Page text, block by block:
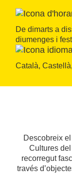
De dimarts a
diumenges i
Català,
Descobreix
Cultures
recorregut
través